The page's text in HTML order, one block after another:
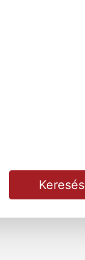
Keresés